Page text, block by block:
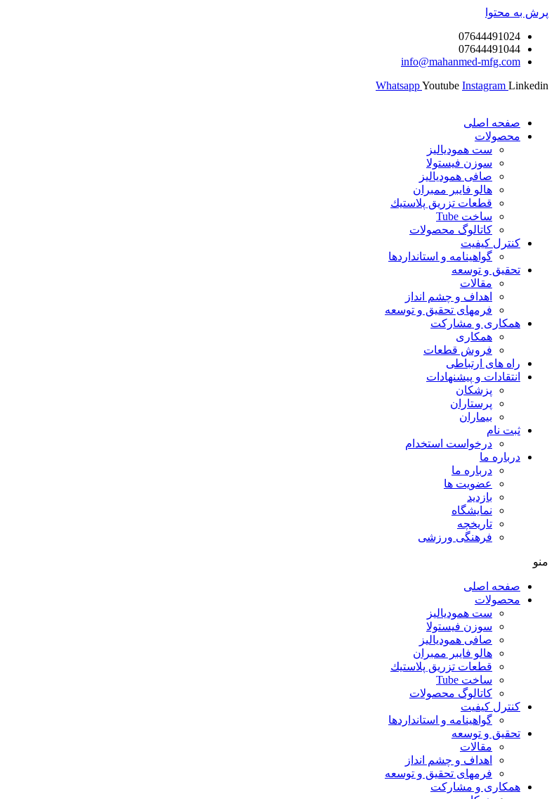
پرش به محتوا
07644491024
07644491044
info@mahanmed-mfg.com
WhatsappYoutube Instagram Linkedin
صفحه اصلی
محصولات
ست همودیالیز
سوزن فیستولا
صافی همودیالیز
هالو فایبر ممبران
قطعات تزريق پلاستيك
ساخت Tube
کاتالوگ محصولات
کنترل کیفیت
گواهينامه و استانداردها
تحقيق و توسعه
مقالات
اهداف و چشم انداز
فرمهای تحقیق و توسعه
همکاری و مشارکت
همکاری
فروش قطعات
راه های ارتباطی
انتقادات و پيشنهادات
پزشكان
پرستاران
بيماران
ثبت نام
درخواست استخدام
درباره ما
درباره ما
عضویت ها
بازدید
نمایشگاه
تاريخچه
فرهنگی ورزشی
منو
صفحه اصلی
محصولات
ست همودیالیز
سوزن فیستولا
صافی همودیالیز
هالو فایبر ممبران
قطعات تزريق پلاستيك
ساخت Tube
کاتالوگ محصولات
کنترل کیفیت
گواهينامه و استانداردها
تحقيق و توسعه
مقالات
اهداف و چشم انداز
فرمهای تحقیق و توسعه
همکاری و مشارکت